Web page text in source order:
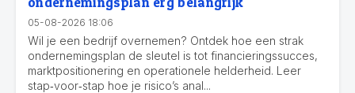
05-08-2026 18:06
Wil je een bedrijf overnemen? Ontdek hoe een strak
ondernemingsplan de sleutel is tot financieringssucces,
marktpositionering en operationele helderheid. Leer
stap‑voor‑stap hoe je risico’s anal...